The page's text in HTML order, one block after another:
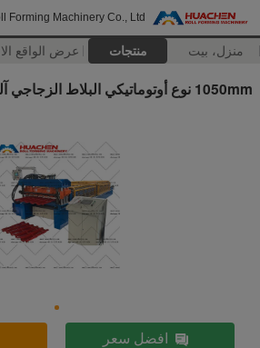
Forming Machinery Co., Ltd.
منزل، بيت منتجات عرض الواقع
1050mm نوع أوتوماتيكي البلاط الزجاجي آلة تشكيل رول بارد
افضل سعر